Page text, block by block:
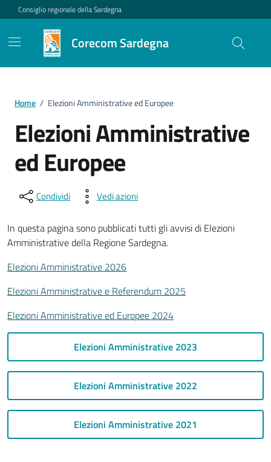
Vai ai contenuti
Vai al footer
Consiglio regionale della Sardegna
Corecom Sardegna
Home / Elezioni Amministrative ed Europee
Elezioni Amministrative
ed Europee
Condividi Vedi azioni
In questa pagina sono pubblicati tutti gli avvisi di Elezioni
Amministrative della Regione Sardegna.
Elezioni Amministrative 2026
Elezioni Amministrative e Referendum 2025
Elezioni Amministrative ed Europee 2024
Elezioni Amministrative 2023
Elezioni Amministrative 2022
Elezioni Amministrative 2021